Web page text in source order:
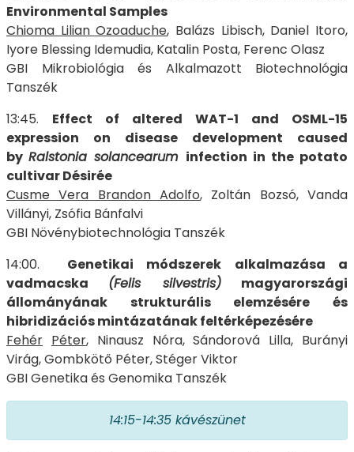
Environmental Samples
Chioma Lilian Ozoaduche, Balázs Libisch, Daniel Itoro,
Iyore Blessing Idemudia, Katalin Posta, Ferenc Olasz
GBI Mikrobiológia és Alkalmazott Biotechnológia
Tanszék
13:45. Effect of altered WAT-1 and OSML-15
expression on disease development caused
byRalstonia solancearum infection in the potato
cultivarDésirée
Cusme Vera Brandon Adolfo, Zoltán Bozsó, Vanda
Villányi, Zsófia Bánfalvi
GBI Növénybiotechnológia Tanszék
14:00. Genetikai módszerek alkalmazása a
vadmacska (Felis silvestris)magyarországi
állományának strukturális elemzésére és
hibridizációs mintázatának feltérképezésére
Fehér Péter, Ninausz Nóra, Sándorová Lilla, Burányi
Virág, Gombkötő Péter, Stéger Viktor
GBI Genetika és Genomika Tanszék
14:15-14:35 kávészünet